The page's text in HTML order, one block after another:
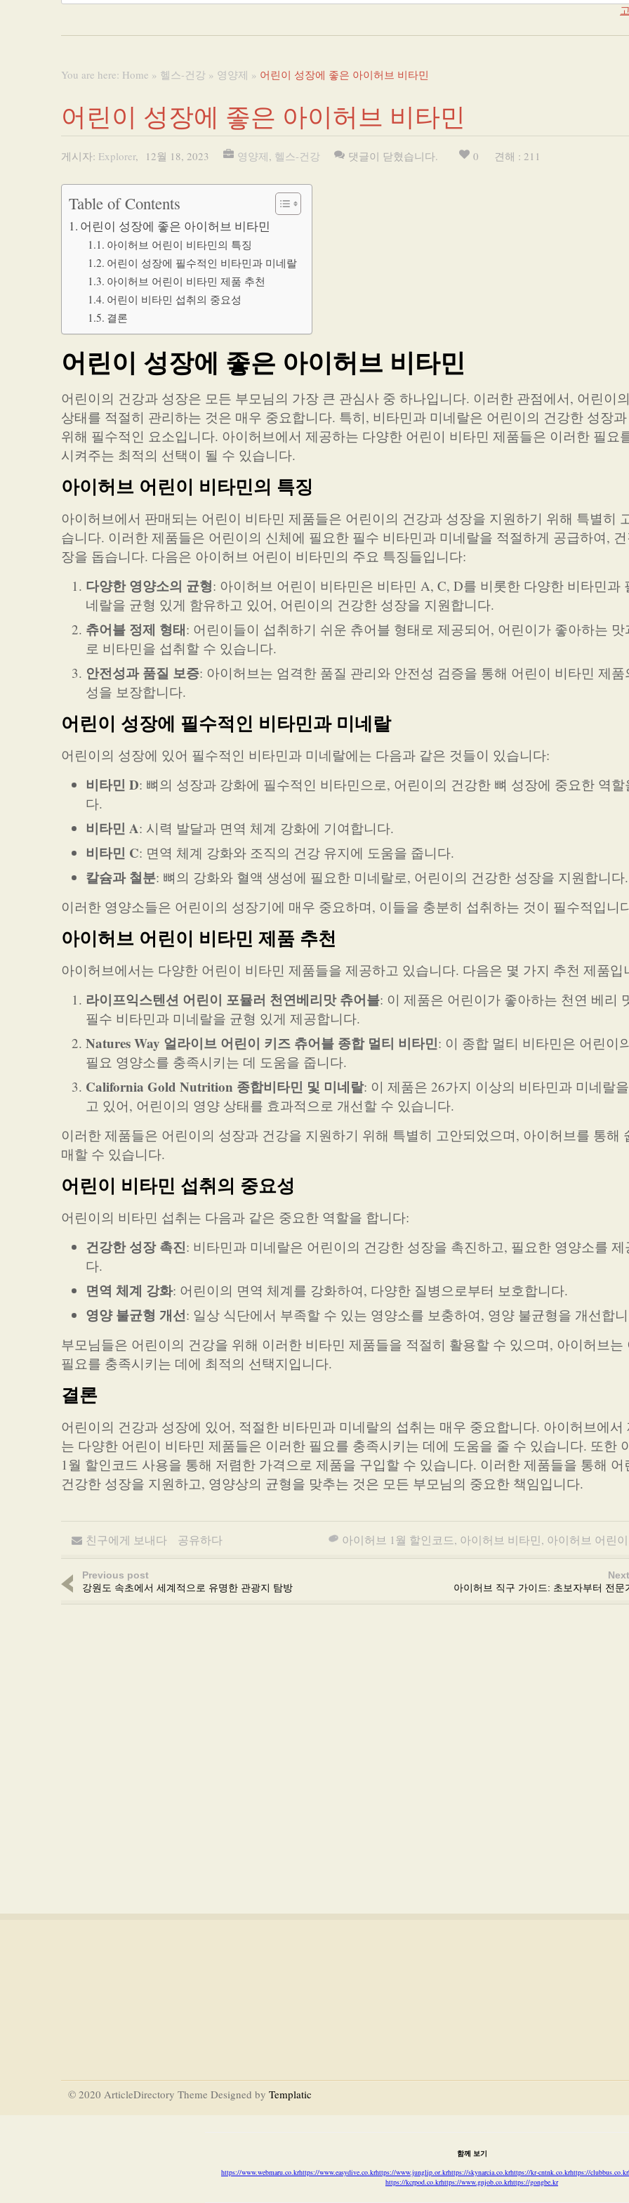
You are here: Home » 헬스-건강 » 영양제 » 어린이 성장에 좋은 아이허브 비타민
어린이 성장에 좋은 아이허브 비타민
게시자: Explorer, 12월 18, 2023 영양제, 헬스-건강 댓글이 닫혔습니다. 0 견해 : 211
Table of Contents
어린이 성장에 좋은 아이허브 비타민
아이허브 어린이 비타민의 특징
어린이 성장에 필수적인 비타민과 미네랄
아이허브 어린이 비타민 제품 추천
어린이 비타민 섭취의 중요성
결론
어린이 성장에 좋은 아이허브 비타민
어린이의 건강과 성장은 모든 부모님의 가장 큰 관심사 중 하나입니다. 이러한 관점에서, 어린이
상태를 적절히 관리하는 것은 매우 중요합니다. 특히, 비타민과 미네랄은 어린이의 건강한 성장
위해 필수적인 요소입니다. 아이허브에서 제공하는 다양한 어린이 비타민 제품들은 이러한 필요
시켜주는 최적의 선택이 될 수 있습니다.
아이허브 어린이 비타민의 특징
아이허브에서 판매되는 어린이 비타민 제품들은 어린이의 건강과 성장을 지원하기 위해 특별히
습니다. 이러한 제품들은 어린이의 신체에 필요한 필수 비타민과 미네랄을 적절하게 공급하여,
장을 돕습니다. 다음은 아이허브 어린이 비타민의 주요 특징들입니다:
다양한 영양소의 균형: 아이허브 어린이 비타민은 비타민 A, C, D를 비롯한 다양한 비타민과
네랄을 균형 있게 함유하고 있어, 어린이의 건강한 성장을 지원합니다.
츄어블 정제 형태: 어린이들이 섭취하기 쉬운 츄어블 형태로 제공되어, 어린이가 좋아하는 맛
로 비타민을 섭취할 수 있습니다.
안전성과 품질 보증: 아이허브는 엄격한 품질 관리와 안전성 검증을 통해 어린이 비타민 제품
성을 보장합니다.
어린이 성장에 필수적인 비타민과 미네랄
어린이의 성장에 있어 필수적인 비타민과 미네랄에는 다음과 같은 것들이 있습니다:
비타민 D: 뼈의 성장과 강화에 필수적인 비타민으로, 어린이의 건강한 뼈 성장에 중요한 역할
다.
비타민 A: 시력 발달과 면역 체계 강화에 기여합니다.
비타민 C: 면역 체계 강화와 조직의 건강 유지에 도움을 줍니다.
칼슘과 철분: 뼈의 강화와 혈액 생성에 필요한 미네랄로, 어린이의 건강한 성장을 지원합니다.
이러한 영양소들은 어린이의 성장기에 매우 중요하며, 이들을 충분히 섭취하는 것이 필수적입니
아이허브 어린이 비타민 제품 추천
아이허브에서는 다양한 어린이 비타민 제품들을 제공하고 있습니다. 다음은 몇 가지 추천 제품입
라이프익스텐션 어린이 포뮬러 천연베리맛 츄어블: 이 제품은 어린이가 좋아하는 천연 베리
필수 비타민과 미네랄을 균형 있게 제공합니다.
Natures Way 얼라이브 어린이 키즈 츄어블 종합 멀티 비타민: 이 종합 멀티 비타민은 어린이
필요 영양소를 충족시키는 데 도움을 줍니다.
California Gold Nutrition 종합비타민 및 미네랄: 이 제품은 26가지 이상의 비타민과 미네랄
고 있어, 어린이의 영양 상태를 효과적으로 개선할 수 있습니다.
이러한 제품들은 어린이의 성장과 건강을 지원하기 위해 특별히 고안되었으며, 아이허브를 통해
매할 수 있습니다.
어린이 비타민 섭취의 중요성
어린이의 비타민 섭취는 다음과 같은 중요한 역할을 합니다:
건강한 성장 촉진: 비타민과 미네랄은 어린이의 건강한 성장을 촉진하고, 필요한 영양소를 제
다.
면역 체계 강화: 어린이의 면역 체계를 강화하여, 다양한 질병으로부터 보호합니다.
영양 불균형 개선: 일상 식단에서 부족할 수 있는 영양소를 보충하여, 영양 불균형을 개선합
부모님들은 어린이의 건강을 위해 이러한 비타민 제품들을 적절히 활용할 수 있으며, 아이허브는
필요를 충족시키는 데에 최적의 선택지입니다.
결론
어린이의 건강과 성장에 있어, 적절한 비타민과 미네랄의 섭취는 매우 중요합니다. 아이허브에서
는 다양한 어린이 비타민 제품들은 이러한 필요를 충족시키는 데에 도움을 줄 수 있습니다. 또한
1월 할인코드 사용을 통해 저렴한 가격으로 제품을 구입할 수 있습니다. 이러한 제품들을 통해 어
건강한 성장을 지원하고, 영양상의 균형을 맞추는 것은 모든 부모님의 중요한 책임입니다.
친구에게 보내다 공유하다 아이허브 1월 할인코드, 아이허브 비타민, 아이허브 어린
Previous post
강원도 속초에서 세계적으로 유명한 관광지 탐방
아이허브 직구 가이드: 초보자부터 전문
© 2020 ArticleDirectory Theme Designed by Templatic
함께 보기
https://www.webmaru.co.krhttps://www.easydive.co.krhttps://www.junglip.or.krhttps://skynarcia.co.krhttps://kr-cntnk.co.krhttps://clubbus.co.kr
https://kcrpod.co.krhttps://www.gnjob.co.krhttps://gongbe.kr